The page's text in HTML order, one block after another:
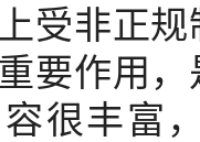
受非正
要作用
很丰富